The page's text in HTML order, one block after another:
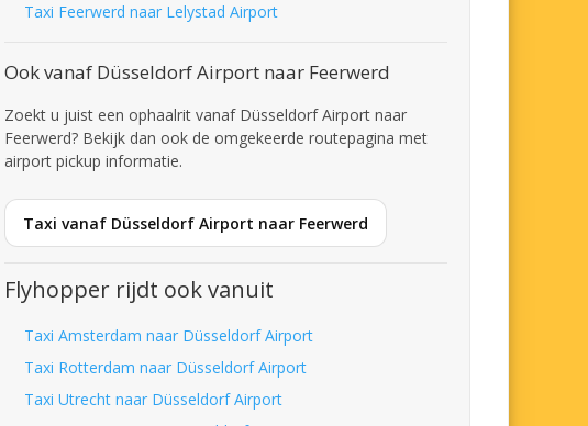
Taxi Feerwerd naar Lelystad Airport
Ook vanaf Düsseldorf Airport naar Feerwerd
Zoekt u juist een ophaalrit vanaf Düsseldorf Airport naar
Feerwerd? Bekijk dan ook de omgekeerde routepagina met
airport pickup informatie.
Taxi vanaf Düsseldorf Airport naar Feerwerd
Flyhopper rijdt ook vanuit
Taxi Amsterdam naar Düsseldorf Airport
Taxi Rotterdam naar Düsseldorf Airport
Taxi Utrecht naar Düsseldorf Airport